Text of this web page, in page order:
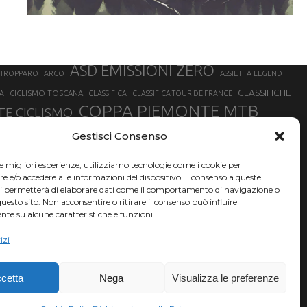
Gestisci Consenso
migliori esperienze, utilizziamo tecnologie come i cookie per
e/o accedere alle informazioni del dispositivo. Il consenso a queste
permetterà di elaborare dati come il comportamento di navigazione o
sito. Non acconsentire o ritirare il consenso può influire
su alcune caratteristiche e funzioni.
Nega Visualizza le preferenze
ARCO ASD EMISSIONI ZERO ASSIETTA LEGEND
CICLISMO TOSCANA CLASSIFICA CLASSIFICA TOUR DE FRANCE CLASSIFICHE
CICLISMO COPPA PIEMONTE MTB
FABIO ARU FIAB FINALE LIGURE
HERVÉ BARMASSE INSUBRIA BIKE FESTIVAL
LUCA BRAIDOT MARATHON BIKE DELLA BRIANZA
MATHIEU VAN DER POEL
TRIATHLON OLIMPICO